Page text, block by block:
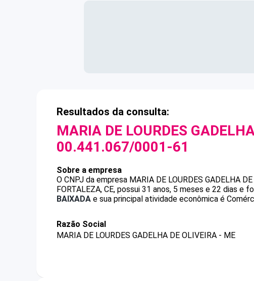
Resultados da consulta:
MARIA DE LOURDES
00.441.067/0001-61
Sobre a empresa
O CNPJ da empresa MARIA DE LOURDES GADELHA
FORTALEZA, CE, possui 31 anos, 5 meses e 22 dias e
BAIXADA e sua principal atividade econômica é
Razão Social
MARIA DE LOURDES GADELHA DE OLIVEIRA - ME